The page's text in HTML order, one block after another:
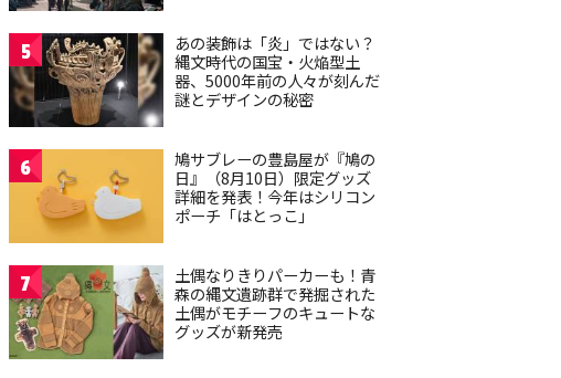
5
あの装飾は「炎」ではない？
縄文時代の国宝・火焔型土
器、5000年前の人々が刻んだ
謎とデザインの秘密
6
鳩サブレーの豊島屋が『鳩の
日』（8月10日）限定グッズ
詳細を発表！今年はシリコン
ポーチ「はとっこ」
7
土偶なりきりパーカーも！青
森の縄文遺跡群で発掘された
土偶がモチーフのキュートな
グッズが新発売